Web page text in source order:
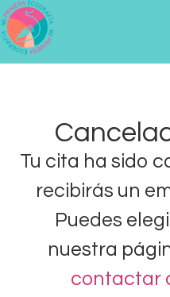
Tu cita ha sido
recibirás un
Puedes
nuestra
contactar